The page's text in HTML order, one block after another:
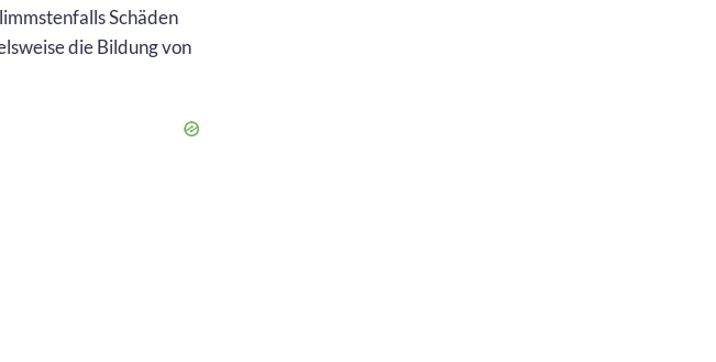
Schäden
die Bildung von